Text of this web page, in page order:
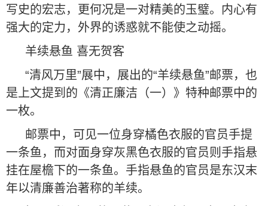
写史的宏志，更何况是一对精美的玉璧。内心有
强大的定力，外界的诱惑就不能使之动摇。
羊续悬鱼 喜无贺客
“清风万里”展中，展出的“羊续悬鱼”邮票，也
是上文提到的《清正廉洁（一）》特种邮票中的
一枚。
邮票中，可见一位身穿橘色衣服的官员手提
一条鱼，而对面身穿灰黑色衣服的官员则手指悬
挂在屋檐下的一条鱼。手指悬鱼的官员是东汉末
年以清廉善治著称的羊续。